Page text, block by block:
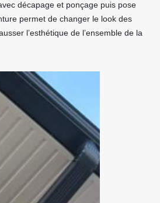
décapage et ponçage puis pose
permet de changer le look des
l’esthétique de l’ensemble de la